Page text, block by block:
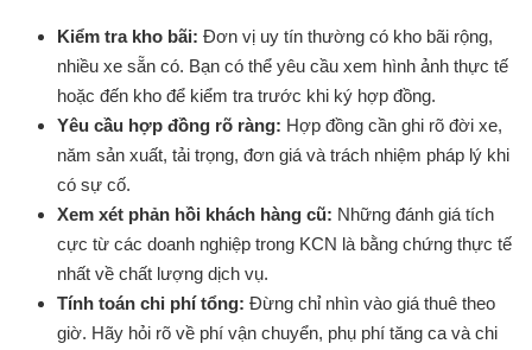
Kiểm tra kho bãi: Đơn vị uy tín thường có kho bãi rộng,
nhiều xe sẵn có. Bạn có thể yêu cầu xem hình ảnh thực tế
hoặc đến kho để kiểm tra trước khi ký hợp đồng.
Yêu cầu hợp đồng rõ ràng: Hợp đồng cần ghi rõ đời xe,
năm sản xuất, tải trọng, đơn giá và trách nhiệm pháp lý khi
có sự cố.
Xem xét phản hồi khách hàng cũ: Những đánh giá tích
cực từ các doanh nghiệp trong KCN là bằng chứng thực tế
nhất về chất lượng dịch vụ.
Tính toán chi phí tổng: Đừng chỉ nhìn vào giá thuê theo
giờ. Hãy hỏi rõ về phí vận chuyển, phụ phí tăng ca và chi